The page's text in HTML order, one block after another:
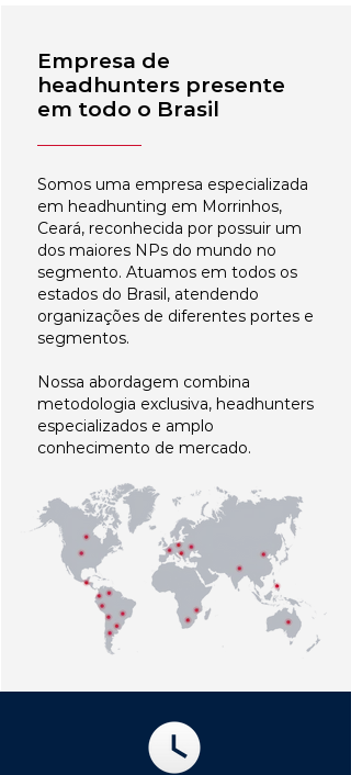
Empresa de
headhunters presente
em todo o Brasil
Somos uma empresa especializada
em headhunting em Morrinhos,
Ceará, reconhecida por possuir um
dos maiores NPs do mundo no
segmento. Atuamos em todos os
estados do Brasil, atendendo
organizações de diferentes portes e
segmentos.
Nossa abordagem combina
metodologia exclusiva, headhunters
especializados e amplo
conhecimento de mercado.